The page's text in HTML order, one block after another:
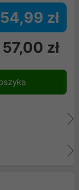
54,99 zł
57,00 zł